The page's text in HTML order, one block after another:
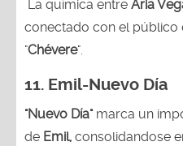
La química entre Aria
conectado con el público
"Chévere".
11. Emil-Nuevo Día
"Nuevo Día"marca un
de Emil, consolidandose